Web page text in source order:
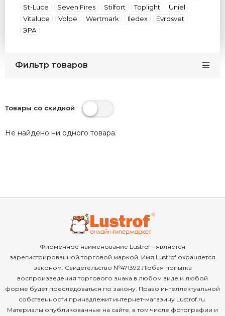
St-Luce
Seven Fires Stilfort Toplight
Uniel
Vitaluce
Volpe Wertmark Iledex
Evrosvet
ЭРА
Фильтр товаров
Товары со скидкой
Не найдено ни одного товара.
Фирменное наименование Lustrof - является
зарегистрированной торговой маркой. Имя Lustrof охраняется
законом. Свидетельство №471392 Любая попытка
воспроизведения торгового знака в любом виде и любой
форме будет преследоваться по закону. Право интеллектуальной
собственности принадлежит интернет-магазину Lustrof.ru.
Материалы опубликованные на сайте, в том числе фотографии и